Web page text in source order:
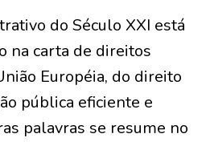
do Século XXI está
na carta de direitos
Européia, do direito
pública eficiente e
palavras se resume no